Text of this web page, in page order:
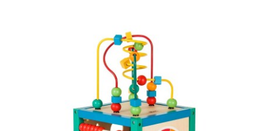
Одлично дидактичко и едукативно средство за игра исполнета
со знаење!!!· &nb..